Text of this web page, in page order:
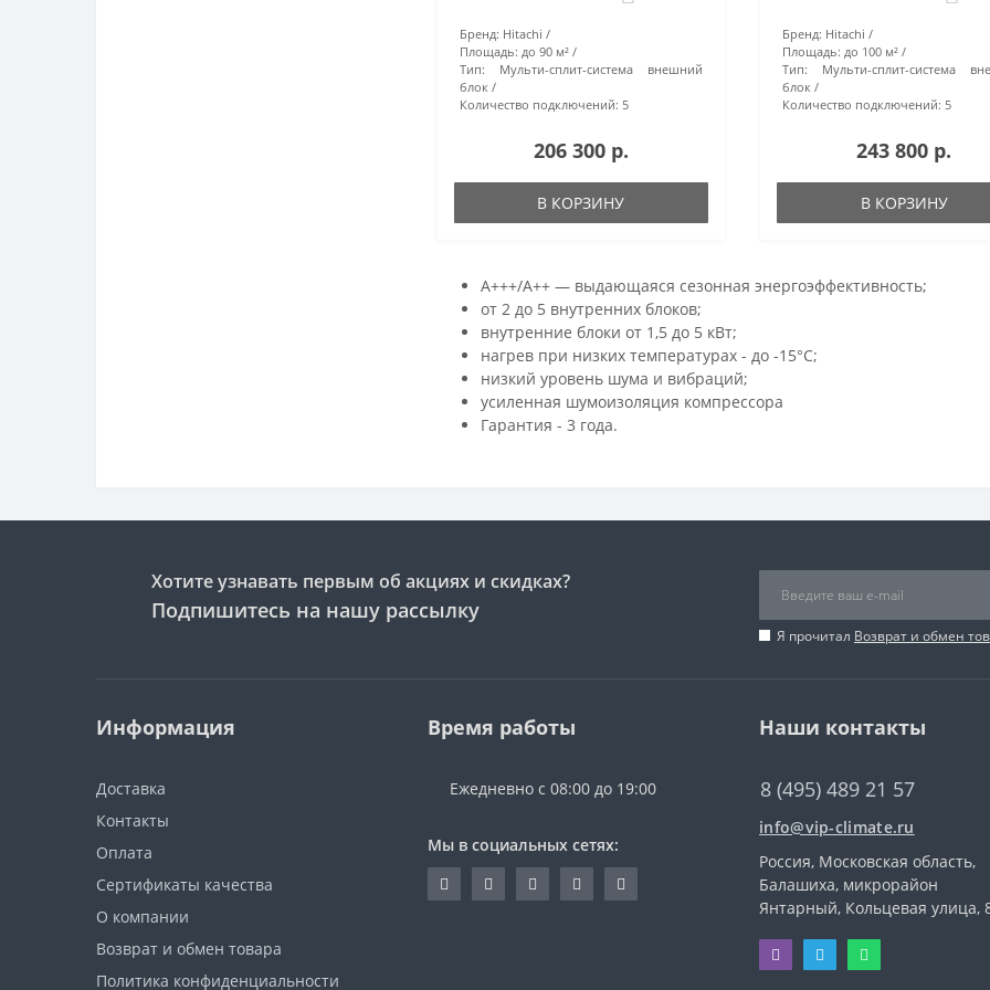
Бренд: Hitachi
Площадь: до 90 м²
Тип:
Мульти-сплит-система внешний
блок
Количество подключений: 5
206 300 р.
В КОРЗИНУ
Бренд: Hitachi
Площадь: до 100 м²
Тип:
Мульти-сплит-система
блок
Количество подключений: 5
243 800 р.
В КОРЗИНУ
A+++/A++ — выдающаяся сезонная энергоэффективность;
от 2 до 5 внутренних блоков;
внутренние блоки от 1,5 до 5 кВт;
нагрев при низких температурах - до -15°С;
низкий уровень шума и вибраций;
усиленная шумоизоляция компрессора
Гарантия - 3 года.
Хотите узнавать первым об акциях и скидках?
Подпишитесь на нашу рассылку
Я прочитал Возврат и обмен
Информация
Доставка
Контакты
Оплата
Сертификаты качества
О компании
Возврат и обмен товара
Политика конфиденциальности
Время работы
Ежедневно с 08:00 до 19:00
Мы в социальных сетях:
Наши контакты
8 (495) 489 21 57
info@vip-climate.ru
Россия, Московская область,
Балашиха, микрорайон
Янтарный, Кольцевая улица,